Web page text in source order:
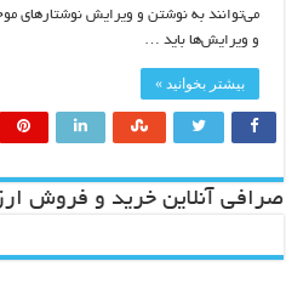
می‌توانند به نوشتن و ویرایش نوشتارهای
و ویرایش‌ها باید …
بیشتر بخوانید »
صرافی آنلاین خرید و فروش